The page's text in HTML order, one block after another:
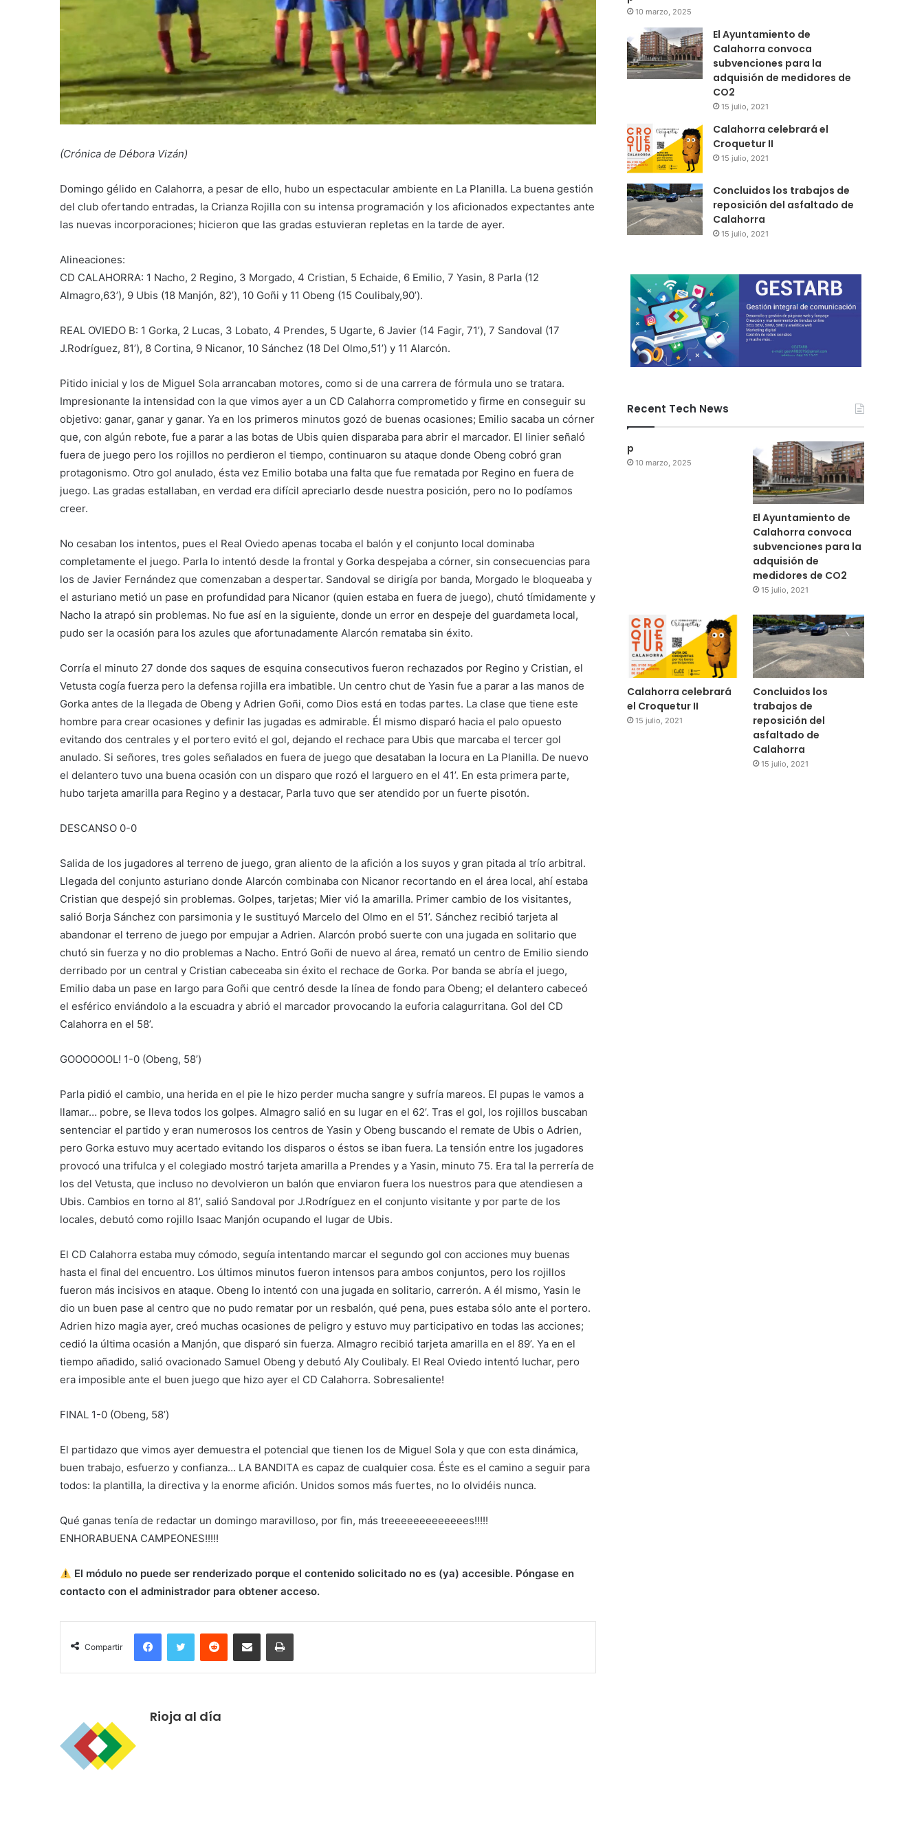
(Crónica de Débora Vizán)
Domingo gélido en Calahorra, a pesar de ello, hubo un espectacular ambiente en La Planilla. La buena gestión
del club ofertando entradas, la Crianza Rojilla con su intensa programación y los aficionados expectantes ante
las nuevas incorporaciones; hicieron que las gradas estuvieran repletas en la tarde de ayer.
Alineaciones:
CD CALAHORRA: 1 Nacho, 2 Regino, 3 Morgado, 4 Cristian, 5 Echaide, 6 Emilio, 7 Yasin, 8 Parla (12
Almagro,63’), 9 Ubis (18 Manjón, 82’), 10 Goñi y 11 Obeng (15 Coulibaly,90’).
REAL OVIEDO B: 1 Gorka, 2 Lucas, 3 Lobato, 4 Prendes, 5 Ugarte, 6 Javier (14 Fagir, 71’), 7 Sandoval (17
J.Rodríguez, 81’), 8 Cortina, 9 Nicanor, 10 Sánchez (18 Del Olmo,51’) y 11 Alarcón.
Pitido inicial y los de Miguel Sola arrancaban motores, como si de una carrera de fórmula uno se tratara.
Impresionante la intensidad con la que vimos ayer a un CD Calahorra comprometido y firme en conseguir su
objetivo: ganar, ganar y ganar. Ya en los primeros minutos gozó de buenas ocasiones; Emilio sacaba un córner
que, con algún rebote, fue a parar a las botas de Ubis quien disparaba para abrir el marcador. El linier señaló
fuera de juego pero los rojillos no perdieron el tiempo, continuaron su ataque donde Obeng cobró gran
protagonismo. Otro gol anulado, ésta vez Emilio botaba una falta que fue rematada por Regino en fuera de
juego. Las gradas estallaban, en verdad era difícil apreciarlo desde nuestra posición, pero no lo podíamos
creer.
No cesaban los intentos, pues el Real Oviedo apenas tocaba el balón y el conjunto local dominaba
completamente el juego. Parla lo intentó desde la frontal y Gorka despejaba a córner, sin consecuencias para
los de Javier Fernández que comenzaban a despertar. Sandoval se dirigía por banda, Morgado le bloqueaba y
el asturiano metió un pase en profundidad para Nicanor (quien estaba en fuera de juego), chutó tímidamente y
Nacho la atrapó sin problemas. No fue así en la siguiente, donde un error en despeje del guardameta local,
pudo ser la ocasión para los azules que afortunadamente Alarcón remataba sin éxito.
Corría el minuto 27 donde dos saques de esquina consecutivos fueron rechazados por Regino y Cristian, el
Vetusta cogía fuerza pero la defensa rojilla era imbatible. Un centro chut de Yasin fue a parar a las manos de
Gorka antes de la llegada de Obeng y Adrien Goñi, como Dios está en todas partes. La clase que tiene este
hombre para crear ocasiones y definir las jugadas es admirable. Él mismo disparó hacia el palo opuesto
evitando dos centrales y el portero evitó el gol, dejando el rechace para Ubis que marcaba el tercer gol
anulado. Si señores, tres goles señalados en fuera de juego que desataban la locura en La Planilla. De nuevo
el delantero tuvo una buena ocasión con un disparo que rozó el larguero en el 41’. En esta primera parte,
hubo tarjeta amarilla para Regino y a destacar, Parla tuvo que ser atendido por un fuerte pisotón.
DESCANSO 0-0
Salida de los jugadores al terreno de juego, gran aliento de la afición a los suyos y gran pitada al trío arbitral.
Llegada del conjunto asturiano donde Alarcón combinaba con Nicanor recortando en el área local, ahí estaba
Cristian que despejó sin problemas. Golpes, tarjetas; Mier vió la amarilla. Primer cambio de los visitantes,
salió Borja Sánchez con parsimonia y le sustituyó Marcelo del Olmo en el 51’. Sánchez recibió tarjeta al
abandonar el terreno de juego por empujar a Adrien. Alarcón probó suerte con una jugada en solitario que
chutó sin fuerza y no dio problemas a Nacho. Entró Goñi de nuevo al área, remató un centro de Emilio siendo
derribado por un central y Cristian cabeceaba sin éxito el rechace de Gorka. Por banda se abría el juego,
Emilio daba un pase en largo para Goñi que centró desde la línea de fondo para Obeng; el delantero cabeceó
el esférico enviándolo a la escuadra y abrió el marcador provocando la euforia calagurritana. Gol del CD
Calahorra en el 58’.
GOOOOOOL! 1-0 (Obeng, 58’)
Parla pidió el cambio, una herida en el pie le hizo perder mucha sangre y sufría mareos. El pupas le vamos a
llamar… pobre, se lleva todos los golpes. Almagro salió en su lugar en el 62’. Tras el gol, los rojillos buscaban
sentenciar el partido y eran numerosos los centros de Yasin y Obeng buscando el remate de Ubis o Adrien,
pero Gorka estuvo muy acertado evitando los disparos o éstos se iban fuera. La tensión entre los jugadores
provocó una trifulca y el colegiado mostró tarjeta amarilla a Prendes y a Yasin, minuto 75. Era tal la perrería de
los del Vetusta, que incluso no devolvieron un balón que enviaron fuera los nuestros para que atendiesen a
Ubis. Cambios en torno al 81’, salió Sandoval por J.Rodríguez en el conjunto visitante y por parte de los
locales, debutó como rojillo Isaac Manjón ocupando el lugar de Ubis.
El CD Calahorra estaba muy cómodo, seguía intentando marcar el segundo gol con acciones muy buenas
hasta el final del encuentro. Los últimos minutos fueron intensos para ambos conjuntos, pero los rojillos
fueron más incisivos en ataque. Obeng lo intentó con una jugada en solitario, carrerón. A él mismo, Yasin le
dio un buen pase al centro que no pudo rematar por un resbalón, qué pena, pues estaba sólo ante el portero.
Adrien hizo magia ayer, creó muchas ocasiones de peligro y estuvo muy participativo en todas las acciones;
cedió la última ocasión a Manjón, que disparó sin fuerza. Almagro recibió tarjeta amarilla en el 89’. Ya en el
tiempo añadido, salió ovacionado Samuel Obeng y debutó Aly Coulibaly. El Real Oviedo intentó luchar, pero
era imposible ante el buen juego que hizo ayer el CD Calahorra. Sobresaliente!
FINAL 1-0 (Obeng, 58’)
El partidazo que vimos ayer demuestra el potencial que tienen los de Miguel Sola y que con esta dinámica,
buen trabajo, esfuerzo y confianza… LA BANDITA es capaz de cualquier cosa. Éste es el camino a seguir para
todos: la plantilla, la directiva y la enorme afición. Unidos somos más fuertes, no lo olvidéis nunca.
Qué ganas tenía de redactar un domingo maravilloso, por fin, más treeeeeeeeeeeees!!!!!
ENHORABUENA CAMPEONES!!!!!
El módulo no puede ser renderizado porque el contenido solicitado no es (ya) accesible. Póngase en
contacto con el administrador para obtener acceso.
Compartir
Rioja al día
10 marzo, 2025
El Ayuntamiento de
Calahorra convoca
subvenciones para la
adquisión de medidores de
CO2
15 julio, 2021
Calahorra celebrará el
Croquetur II
15 julio, 2021
Concluidos los trabajos de
reposición del asfaltado de
Calahorra
15 julio, 2021
Recent Tech News
p
10 marzo, 2025
El Ayuntamiento de
Calahorra convoca
subvenciones para la
adquisión de
medidores de CO2
15 julio, 2021
Calahorra celebrará
el Croquetur II
15 julio, 2021
Concluidos los
trabajos de
reposición del
asfaltado de
Calahorra
15 julio, 2021